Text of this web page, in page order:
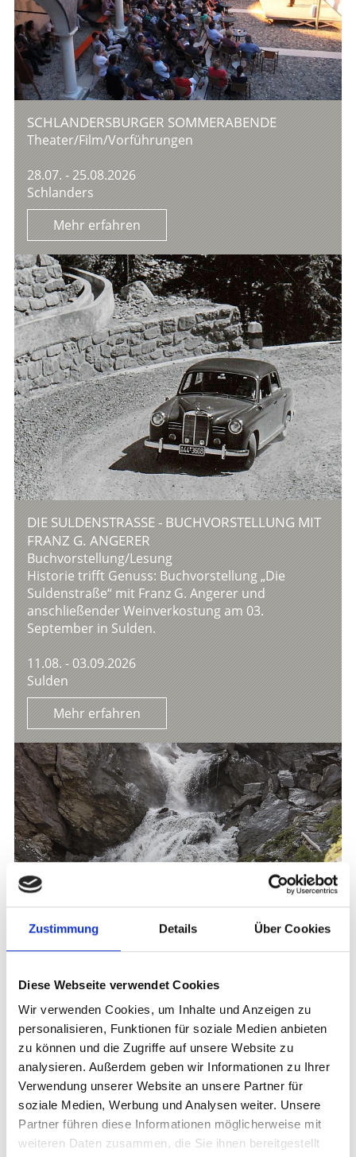
Zustimmung Details Über Cookies
Diese Webseite verwendet Cookies
Wir verwenden Cookies, um Inhalte und Anzeigen zu
personalisieren, Funktionen für soziale Medien anbieten
zu können und die Zugriffe auf unsere Website zu
analysieren. Außerdem geben wir Informationen zu Ihrer
Verwendung unserer Website an unsere Partner für
soziale Medien, Werbung und Analysen weiter. Unsere
Partner führen diese Informationen möglicherweise mit
weiteren Daten zusammen, die Sie ihnen bereitgestellt
SCHLANDERSBURGER SOMMERABENDE
Theater/Film/Vorführungen
28.07. - 25.08.2026
Schlanders
Mehr erfahren
DIE SULDENSTRASSE - BUCHVORSTELLUNG MIT F
RANZ G. ANGERER
Buchvorstellung/Lesung
Historie trifft Genuss: Buchvorstellung „Die
Suldenstraße“ mit Franz G. Angerer und
anschließender Weinverkostung am 03.
September in Sulden.
11.08. - 03.09.2026
Sulden
Mehr erfahren
FASZINATION BERGWELTEN - GEFÜHRTE
WANDERUNG IM NATIONALPARK STILFSERJOCH
Sport
Jeden Dienstag geführte Wanderung zu den
schönsten Plätzen im Nationalpark Stilfserjoch.
11.08. - 29.09.2026
Nationalpark Stilfserjoch